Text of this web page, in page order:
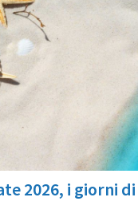
2026, i giorni